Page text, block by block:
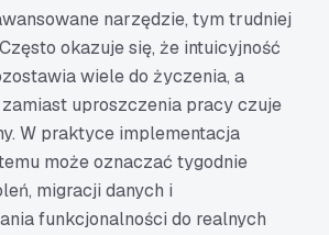
narzędzie, tym trudniej
okazuje się, że intuicyjność
wiele do życzenia, a
uproszczenia pracy czuje
W praktyce implementacja
może oznaczać tygodnie
migracji danych i
funkcjonalności do realnych